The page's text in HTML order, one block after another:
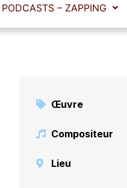
PODCASTS – ZAPPING
Œuvre
Compositeur
Lieu